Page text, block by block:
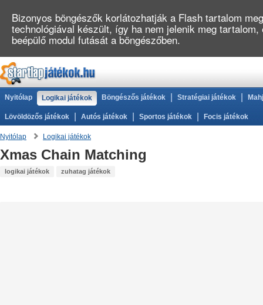
Nyitólap Logikai játékok Böngészős játékok Stratégiai játékok
Lövöldözős játékok Autós játékok Sportos játékok Focis játékok
Nyitólap Logikai játékok
Xmas Chain Matching
logikai játékok zuhatag játékok
Bizonyos böngészők korlátozhatják a Flash tartalom
technológiával készült, így ha nem jelenik meg
beépülő modul futását a böngészőben.